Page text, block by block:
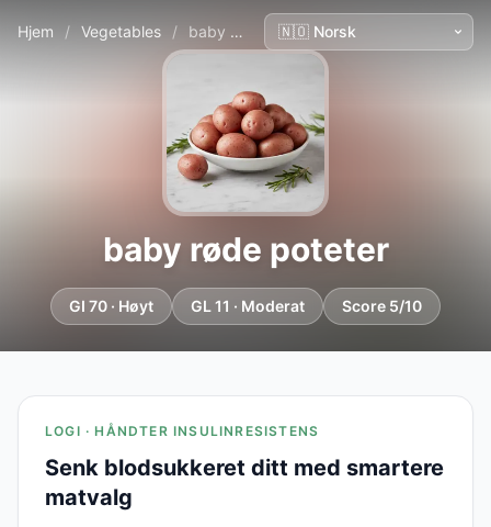
Hjem / Vegetables / baby røde poteter
baby røde poteter
GI 70 · Høyt GL 11 · Moderat Score 5/10
LOGI · HÅNDTER INSULINRESISTENS
Senk blodsukkeret ditt med smartere
matvalg